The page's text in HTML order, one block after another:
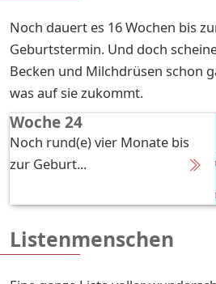
Noch dauert es 16 Wochen bis
Geburtstermin. Und doch
Becken und Milchdrüsen schon
was auf sie zukommt.
Woche 24
Noch rund(e) vier Monate bis
zur Geburt...
Listenmenschen